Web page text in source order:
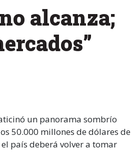
alcanza;
un panorama sombrío
50.000 millones de dólares de
país deberá volver a tomar